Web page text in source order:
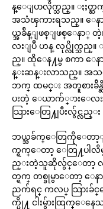
န္ေျပာလိုက္သည္။ ႏႈတ္ဆ
အသံၾကားရသည္။ ေ
ယ္အခ်ိန္ျဖစ္ျဖစ္ေနာ္
လးျပဳ ဟန္ လုပ္လိုက္သည္။ ႏွ
ည္။ ထိုေန႔မွ စကာ ေနာ
န္းဆန္းလာသည္။ အသက္
ဘက္ ထမင္း အတူစားခ်ိန္
ပးတဲ့ ေယာက်္ားေလးေ
သြားေတြ႔ျပီးလွ်င္လ
ဘယ္အခ်က္ေတြကိုေတာ့
က္ရက္ေတာ့ ေတြ႔ပါလိ
ည္းတဲ့သူဆိုလွ်င္ေတာ့ လ
တ္ရက္ တစ္ခုမွာေတာ့ ေန
ညက်ရင္ ကလပ္ သြားခ်
က္မို႔ ငါးမွ်ားထြက္ေ